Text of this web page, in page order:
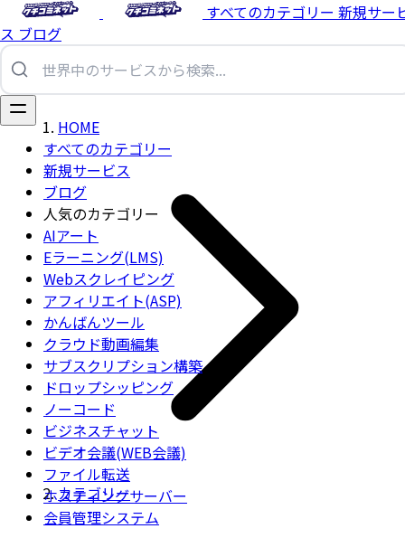
すべてのカテゴリー 新規サー
ス ブログ
すべてのカテゴリー
新規サービス
ブログ
人気のカテゴリー
AIアート
Eラーニング(LMS)
Webスクレイピング
アフィリエイト(ASP)
かんばんツール
クラウド動画編集
サブスクリプション構築
ドロップシッピング
ノーコード
ビジネスチャット
ビデオ会議(WEB会議)
ファイル転送
ホスティングサーバー
会員管理システム
HOME
カテゴリー